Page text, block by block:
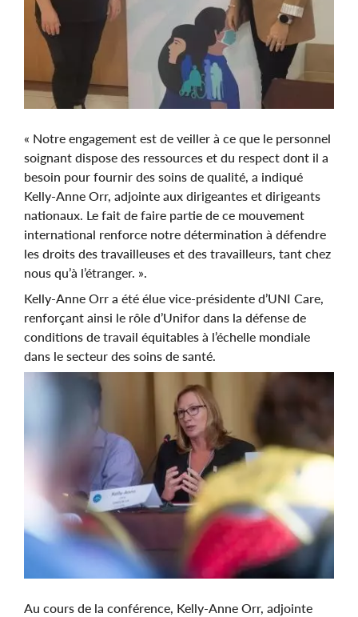
« Notre engagement est de veiller à ce que le personnel
soignant dispose des ressources et du respect dont il a
besoin pour fournir des soins de qualité, a indiqué
Kelly-Anne Orr, adjointe aux dirigeantes et dirigeants
nationaux. Le fait de faire partie de ce mouvement
international renforce notre détermination à défendre
les droits des travailleuses et des travailleurs, tant chez
nous qu’à l’étranger. ».
Kelly-Anne Orr a été élue vice-présidente d’UNI Care,
renforçant ainsi le rôle d’Unifor dans la défense de
conditions de travail équitables à l’échelle mondiale
dans le secteur des soins de santé.
Au cours de la conférence, Kelly-Anne Orr, adjointe